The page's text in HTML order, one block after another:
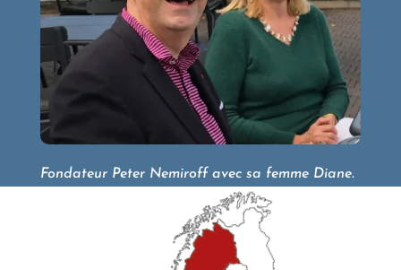
Fondateur Peter Nemiroff avec sa femme Diane.